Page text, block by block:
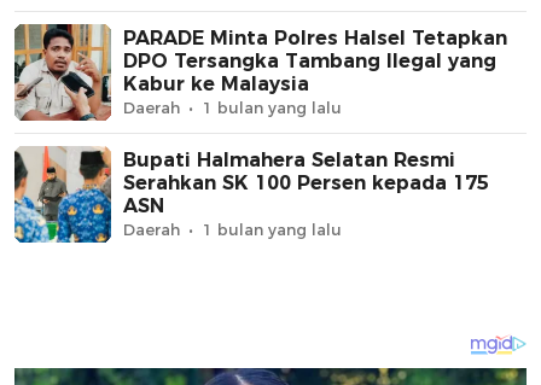
PARADE Minta Polres Halsel Tetapkan
DPO Tersangka Tambang Ilegal yang
Kabur ke Malaysia
Daerah 1 bulan yang lalu
Bupati Halmahera Selatan Resmi
Serahkan SK 100 Persen kepada 175
ASN
Daerah 1 bulan yang lalu